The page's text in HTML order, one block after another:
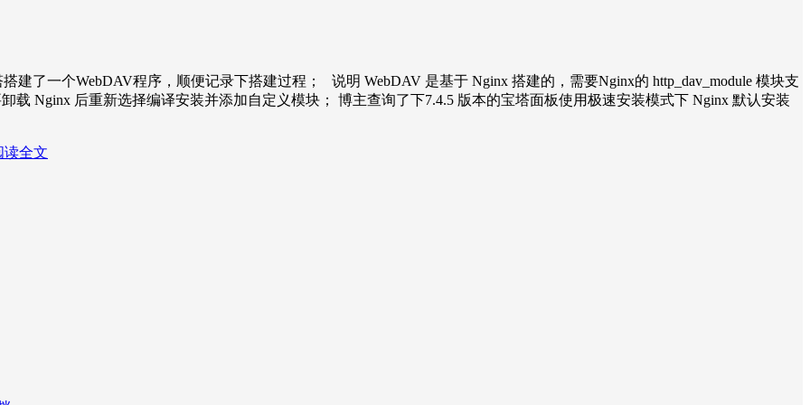
了一个WebDAV程序，顺便记录下搭建过程； 说明 WebDAV 是基于 Nginx 搭建的，需要Nginx的 http_dav_module 模块支
载 Nginx 后重新选择编译安装并添加自定义模块； 博主查询了下7.4.5 版本的宝塔面板使用极速安装模式下 Nginx 默认安装
读全文